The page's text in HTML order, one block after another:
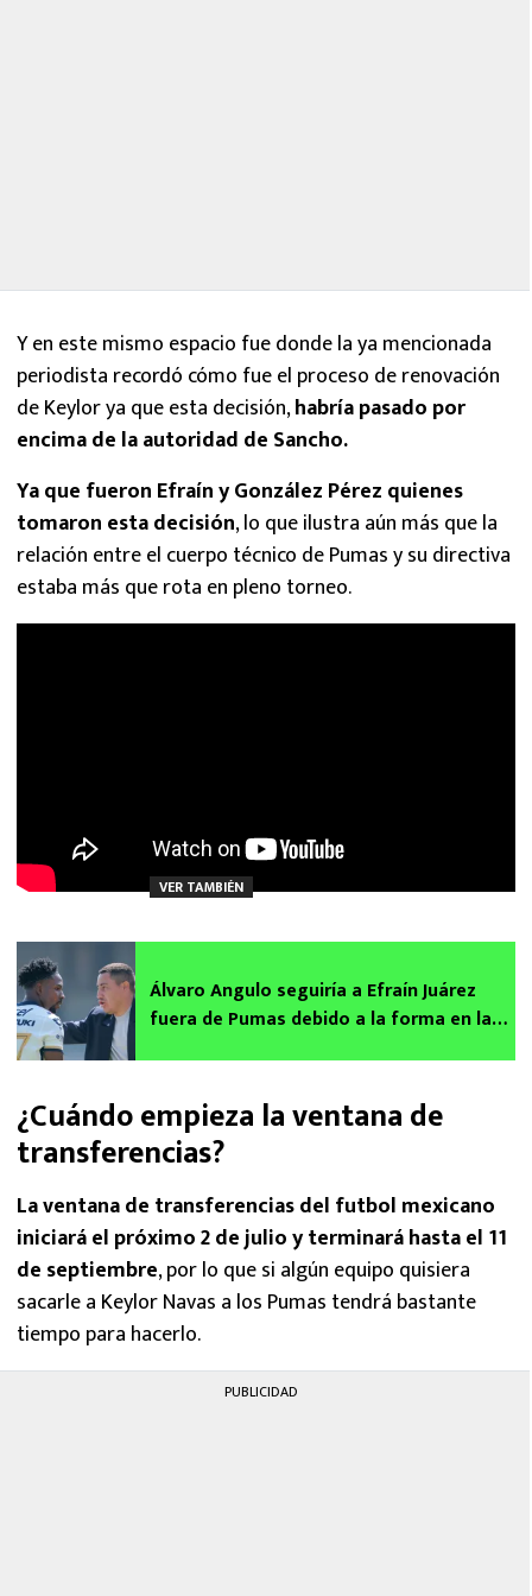
Y en este mismo espacio fue donde la ya mencionada
periodista recordó cómo fue el proceso de renovación
de Keylor ya que esta decisión,habría pasado por
encima de la autoridad de Sancho.
Ya que fueron Efraín y González Pérez quienes
tomaron esta decisión, lo que ilustra aún más que la
relación entre el cuerpo técnico de Pumas y su directiva
estaba más que rota en pleno torneo.
VER TAMBIÉN
Álvaro Angulo seguiría a Efraín Juárez
fuera de Pumas debido a la forma en la
¿Cuándo empieza la ventana de
transferencias?
La ventana de transferencias del futbol mexicano
iniciará el próximo 2 de julio y terminará hasta el 11
de septiembre, por lo que si algún equipo quisiera
sacarle a Keylor Navas a los Pumas tendrá bastante
tiempo para hacerlo.
PUBLICIDAD